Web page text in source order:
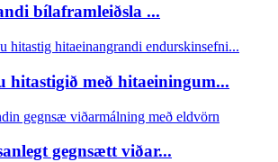
bílaframleiðsla ...
með hitaeiningum...
gegnsætt viðar...